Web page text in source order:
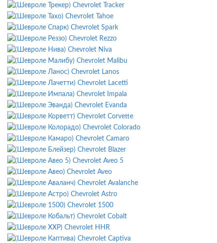
Chevrolet Tracker
Chevrolet Tahoe
Chevrolet Spark
Chevrolet Rezzo
Chevrolet Niva
Chevrolet Malibu
Chevrolet Lanos
Chevrolet Lacetti
Chevrolet Impala
Chevrolet Evanda
Chevrolet Corvette
Chevrolet Colorado
Chevrolet Camaro
Chevrolet Blazer
Chevrolet Aveo 5
Chevrolet Aveo
Chevrolet Avalanche
Chevrolet Astro
Chevrolet 1500
Chevrolet Cobalt
Chevrolet HHR
Chevrolet Captiva